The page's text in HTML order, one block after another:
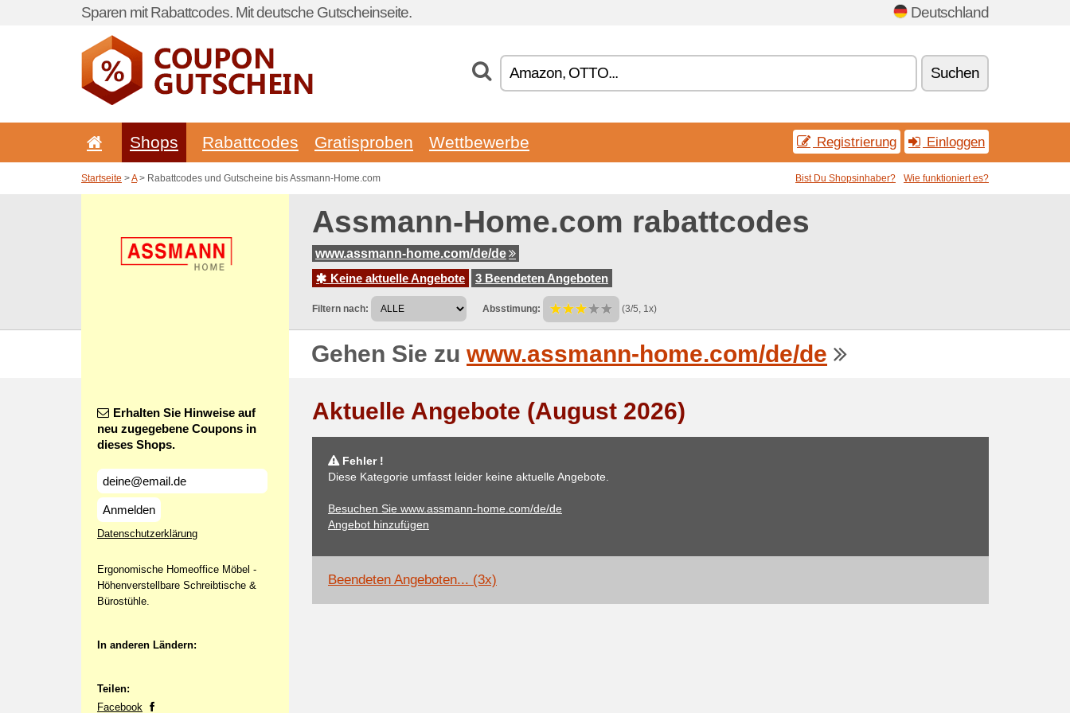
Sparen mit Rabattcodes. Mit deutsche Gutscheinseite. Deutschland
Suchen
Shops Rabattcodes Gratisproben Wettbewerbe Registrierung Einloggen
Startseite >A> Rabattcodes und Gutscheine bis Assmann-Home.com Bist Du Shopsinhaber? Wie funktioniert es?
Assmann-Home.com rabattcodes
www.assmann-home.com/de/de
Keine aktuelle Angebote
3 Beendeten Angeboten
Filtern nach: Absstimung: (3/5, 1x)
Gehen Sie zu www.assmann-home.com/de/de
Erhalten Sie Hinweise auf
neu zugegebene Coupons in
dieses Shops.
Anmelden
Datenschutzerklärung
Ergonomische Homeoffice Möbel -
Höhenverstellbare Schreibtische &
Bürostühle.
In anderen Ländern:
Teilen:
Facebook
Aktuelle Angebote (August 2026)
Fehler !
Diese Kategorie umfasst leider keine aktuelle Angebote.
Besuchen Sie www.assmann-home.com/de/de
Angebot hinzufügen
Beendeten Angeboten... (3x)